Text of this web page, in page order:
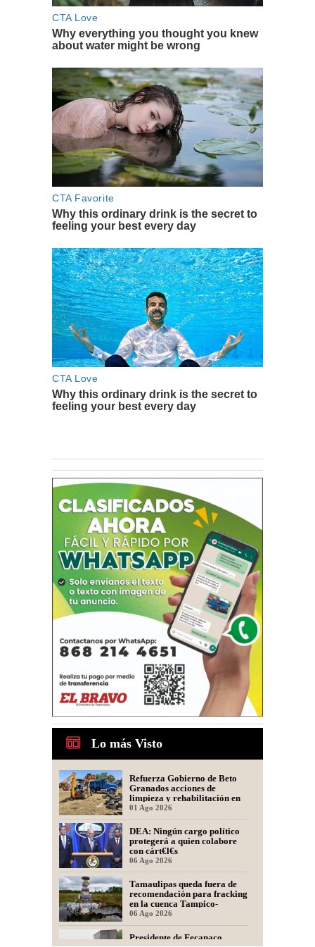
Lo más Visto
Refuerza Gobierno de Beto
Granados acciones de
limpieza y rehabilitación en
Los Presidentes
01 Ago 2026
DEA: Ningún cargo político
protegerá a quien colabore
con cárt€l€s
06 Ago 2026
Tamaulipas queda fuera de
recomendación para fracking
en la cuenca Tampico-
Misantla, informa comité
científico
06 Ago 2026
Presidente de Fecanaco